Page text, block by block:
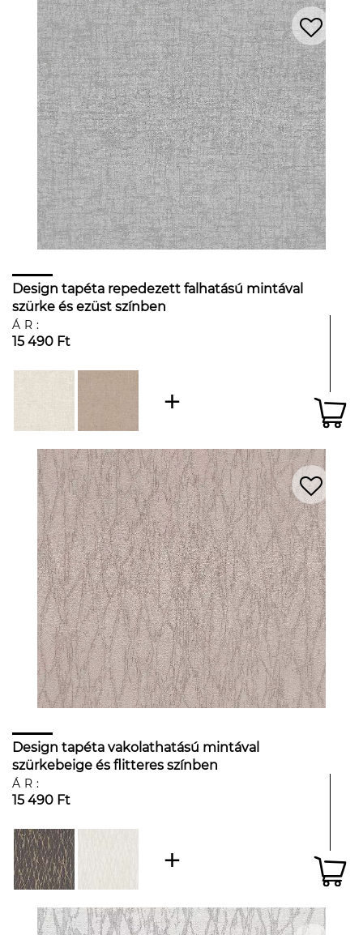
Design tapéta repedezett falhatású mintával
szürke és ezüst színben
ÁR:
15 490 Ft
Design tapéta vakolathatású mintával
szürkebeige és flitteres színben
ÁR:
15 490 Ft